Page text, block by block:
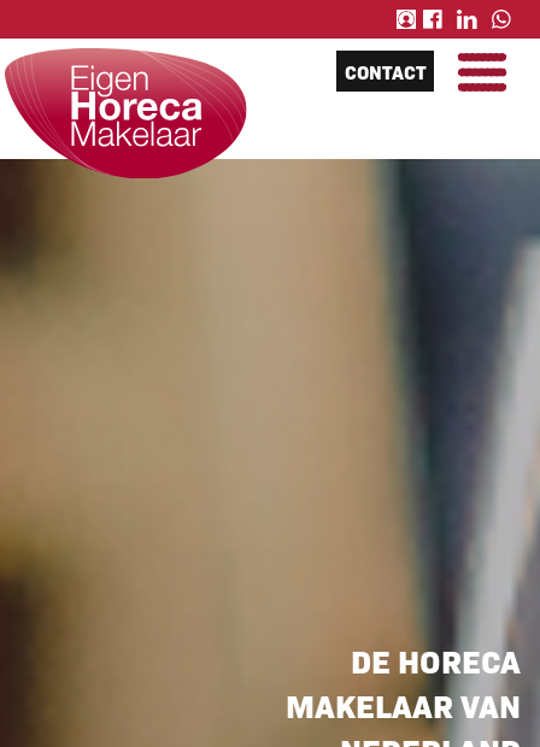
CONTACT
DE HORECA
MAKELAAR VAN